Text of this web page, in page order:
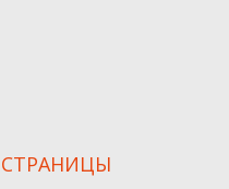
СТРАНИЦЫ